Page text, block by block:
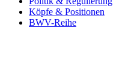
Köpfe & Positionen
BWV-Reihe